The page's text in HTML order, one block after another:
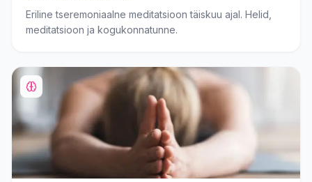
Eriline tseremoniaalne meditatsioon täiskuu ajal. Helid,
meditatsioon ja kogukonnatunne.